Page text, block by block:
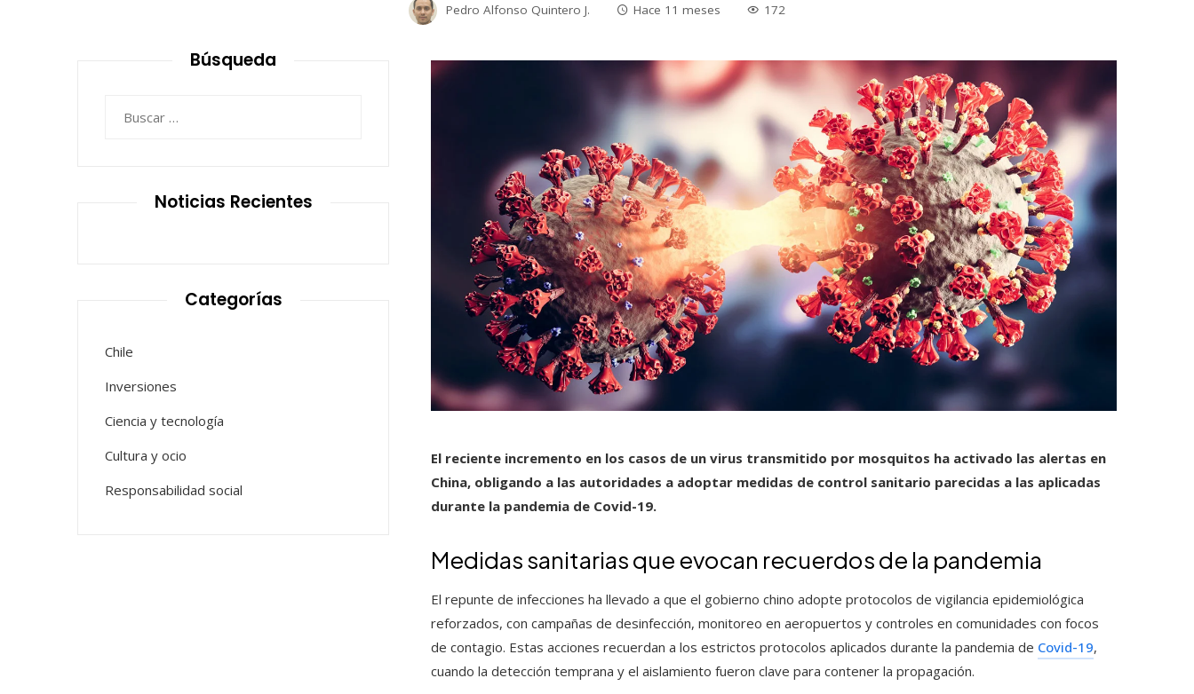
Pedro Alfonso Quintero J. Hace 11 meses 172
El reciente incremento en los casos de un virus transmitido por mosquitos ha activado las alertas en
China, obligando a las autoridades a adoptar medidas de control sanitario parecidas a las aplicadas
durante la pandemia de Covid-19.
Medidas sanitarias que evocan recuerdos de la pandemia
El repunte de infecciones ha llevado a que el gobierno chino adopte protocolos de vigilancia epidemiológica
reforzados, con campañas de desinfección, monitoreo en aeropuertos y controles en comunidades con focos
de contagio. Estas acciones recuerdan a los estrictos protocolos aplicados durante la pandemia de Covid-19,
cuando la detección temprana y el aislamiento fueron clave para contener la propagación.
Búsqueda
Noticias Recientes
Categorías
Chile
Inversiones
Ciencia y tecnología
Cultura y ocio
Responsabilidad social